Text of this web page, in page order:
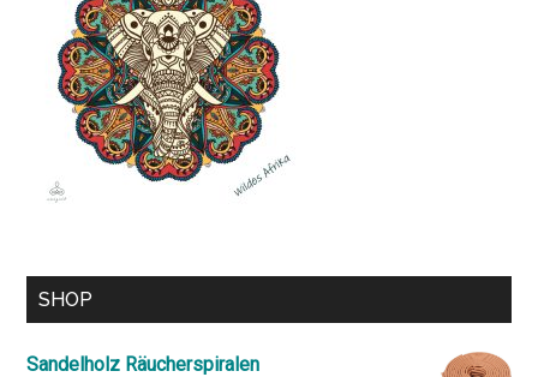
SHOP
Sandelholz Räucherspiralen